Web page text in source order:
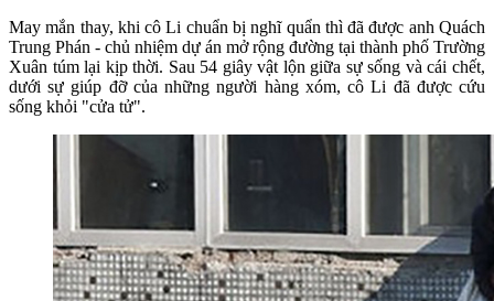
May mắn thay, khi cô Li chuẩn bị nghĩ quẩn thì đã được anh Quách
Trung Phán - chủ nhiệm dự án mở rộng đường tại thành phố Trường
Xuân túm lại kịp thời. Sau 54 giây vật lộn giữa sự sống và cái chết,
dưới sự giúp đỡ của những người hàng xóm, cô Li đã được cứu
sống khỏi "cửa tử".